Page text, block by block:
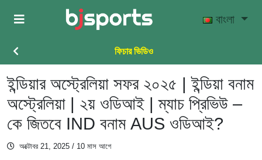
Skip to main content
বাংলা
ফিচার ভিডিও
ইন্ডিয়ার অস্ট্রেলিয়া সফর ২০২৫ | ইন্ডিয়া বনাম
অস্ট্রেলিয়া | ২য় ওডিআই | ম্যাচ প্রিভিউ –
কে জিতবে IND বনাম AUS ওডিআই?
অক্টোবর 21, 2025 / 10 মাস আগে